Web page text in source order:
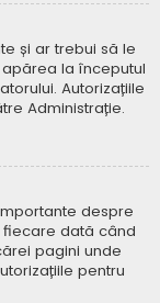
și ar trebui să le
la începutul
Autorizațiile
Administrație.
despre
dată când
pagini unde
pentru